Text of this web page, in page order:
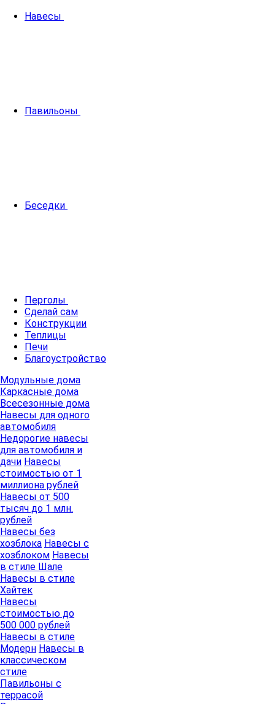
Навесы
Павильоны
Беседки
Перголы
Сделай сам
Конструкции
Теплицы
Печи
Благоустройство
Модульные дома
Каркасные дома
Всесезонные дома
Навесы для одного
автомобиля
Недорогие навесы
для автомобиля и
дачи Навесы
стоимостью от 1
миллиона рублей
Навесы от 500
тысяч до 1 млн.
рублей
Навесы без
хозблока Навесы с
хозблоком Навесы
в стиле Шале
Навесы в стиле
Хайтек
Навесы
стоимостью до
500 000 рублей
Навесы в стиле
Модерн Навесы в
классическом
стиле
Павильоны с
террасой